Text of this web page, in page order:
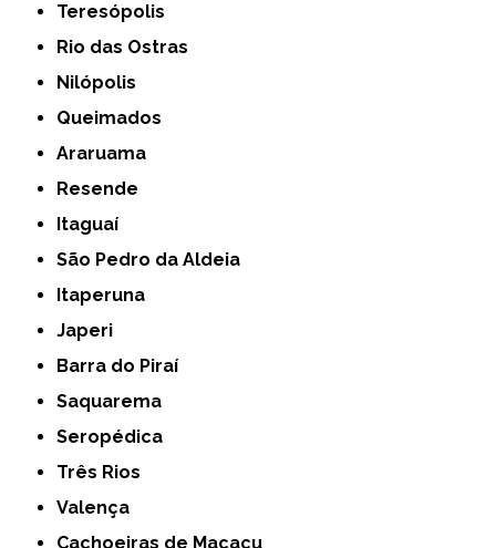
Teresópolis
Rio das Ostras
Nilópolis
Queimados
Araruama
Resende
Itaguaí
São Pedro da Aldeia
Itaperuna
Japeri
Barra do Piraí
Saquarema
Seropédica
Três Rios
Valença
Cachoeiras de Macacu